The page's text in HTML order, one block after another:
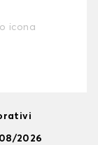
icona
2026